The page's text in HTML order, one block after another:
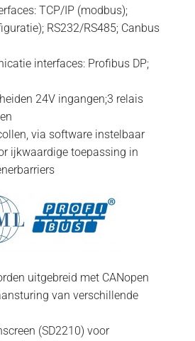
TCP/IP (modbus);
RS232/RS485; Canbus
interfaces: Profibus DP;
24V ingangen;3 relais
via software instelbaar
ijkwaardige toepassing in
uitgebreid met CANopen
van verschillende
(SD2210) voor